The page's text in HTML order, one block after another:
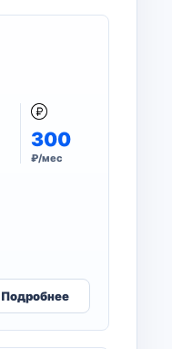
300
₽/мес
Подробнее